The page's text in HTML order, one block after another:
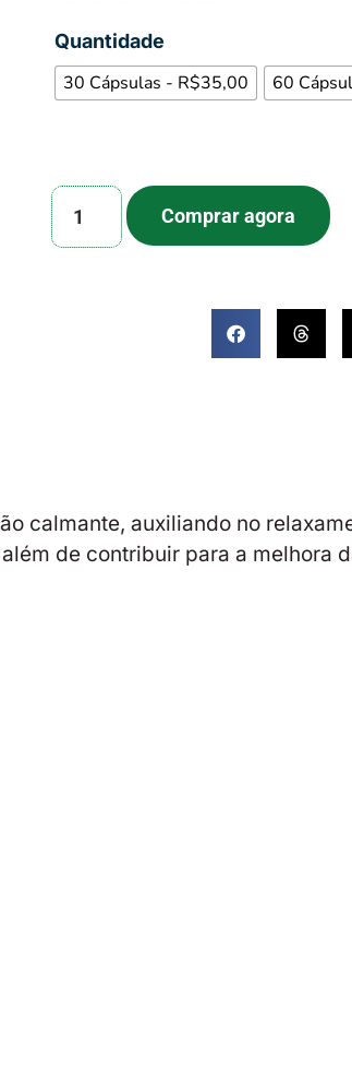
Quantidade
30 Cápsulas - R$35,00 60
Comprar agora
calmante, auxiliando no
de contribuir para a melhora